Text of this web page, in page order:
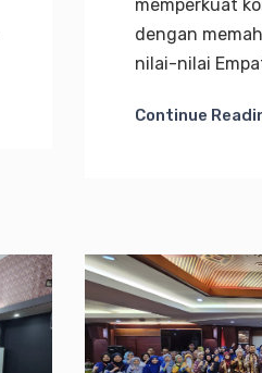
memperkuat
dengan
nilai-nilai
Continue